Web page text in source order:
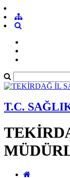
T.C.